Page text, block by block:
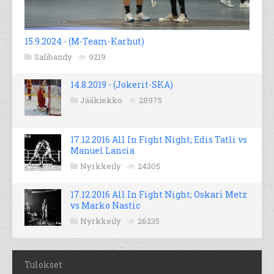
15.9.2024 - (M-Team-Karhut)
Salibandy 9219
14.8.2019 - (Jokerit-SKA)
Jääkiekko 28975
17.12.2016 All In Fight Night; Edis Tatli vs
Manuel Lancia
Nyrkkeily 24305
17.12.2016 All In Fight Night; Oskari Metz
vs Marko Nastic
Nyrkkeily 26235
Tulokset